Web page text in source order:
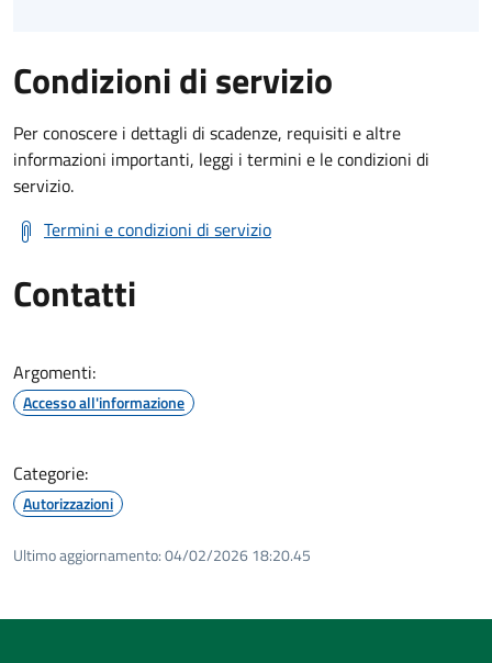
Condizioni di servizio
Per conoscere i dettagli di scadenze, requisiti e altre
informazioni importanti, leggi i termini e le condizioni di
servizio.
Termini e condizioni di servizio
Contatti
Argomenti:
Accesso all'informazione
Categorie:
Autorizzazioni
Ultimo aggiornamento:04/02/2026 18:20.45